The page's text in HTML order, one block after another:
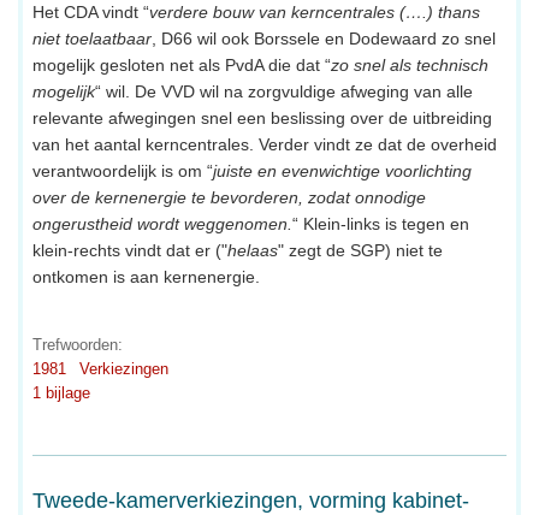
Het CDA vindt “verdere bouw van kerncentrales (….) thans
niet toelaatbaar , D66 wil ook Borssele en Dodewaard zo snel
mogelijk gesloten net als PvdA die dat “zo snel als technisch
mogelijk“ wil. De VVD wil na zorgvuldige afweging van alle
relevante afwegingen snel een beslissing over de uitbreiding
van het aantal kerncentrales. Verder vindt ze dat de overheid
verantwoordelijk is om “juiste en evenwichtige voorlichting
over de kernenergie te bevorderen, zodat onnodige
ongerustheid wordt weggenomen. “ Klein-links is tegen en
klein-rechts vindt dat er ("helaas" zegt de SGP) niet te
ontkomen is aan kernenergie.
Trefwoorden:
1981
Verkiezingen
1 bijlage
Tweede-kamerverkiezingen, vorming kabinet-